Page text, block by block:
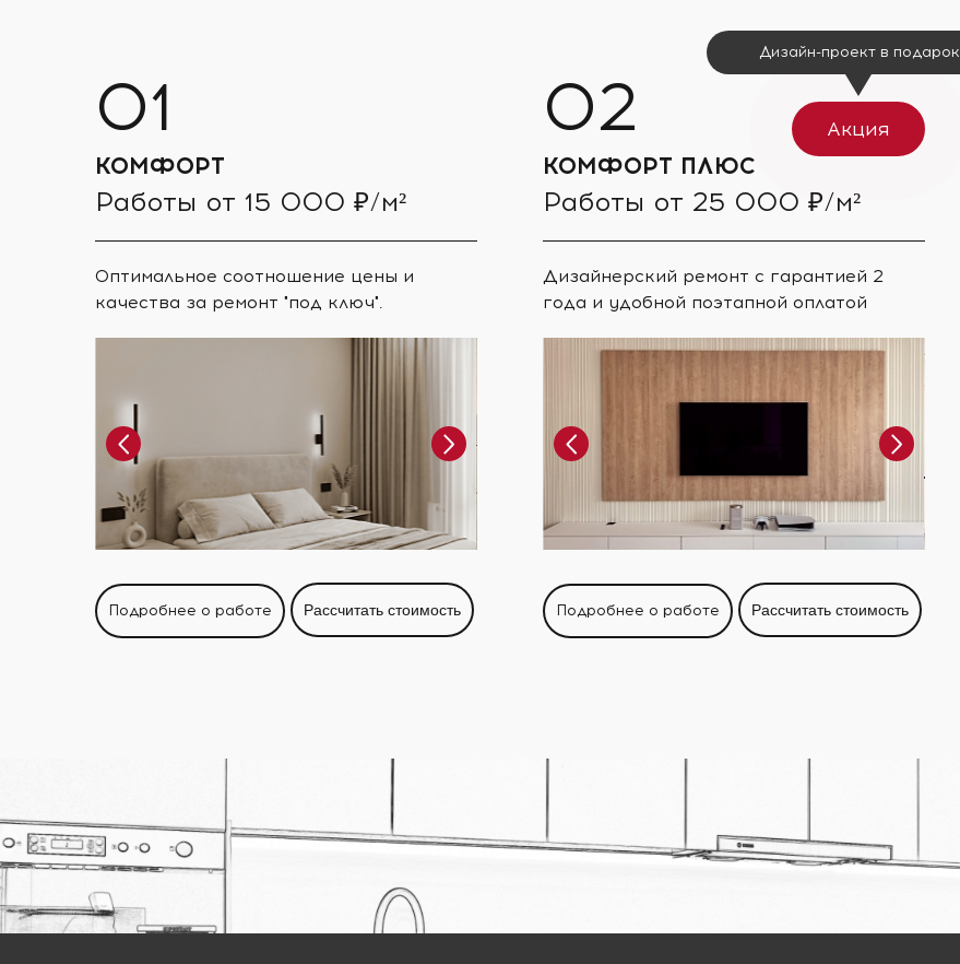
КОМФОРТ
Работы от 15 000 ₽/м²
Оптимальное соотношение цены и
качества за ремонт "под ключ".
Подробнее о работе Рассчитать стоимость
КОМФОРТ ПЛЮС
Работы от 25 000 ₽/м²
Дизайнерский ремонт с гарантией 2
года и удобной поэтапной оплатой
Подробнее о работе Рассчитать стоимость
Акция
Дизайн-проект в подарок